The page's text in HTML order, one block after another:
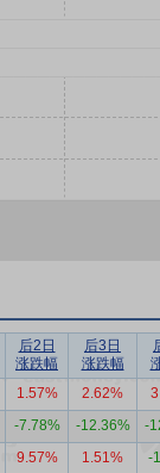
后2日
涨跌幅
后3日
涨跌幅
1.57% 2.62%
-7.78% -12.36%
-
9.57% 1.51%
-